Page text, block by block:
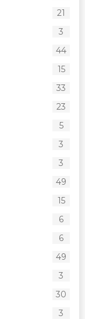
21
3
44
15
33
23
5
3
3
49
15
6
6
49
3
30
3